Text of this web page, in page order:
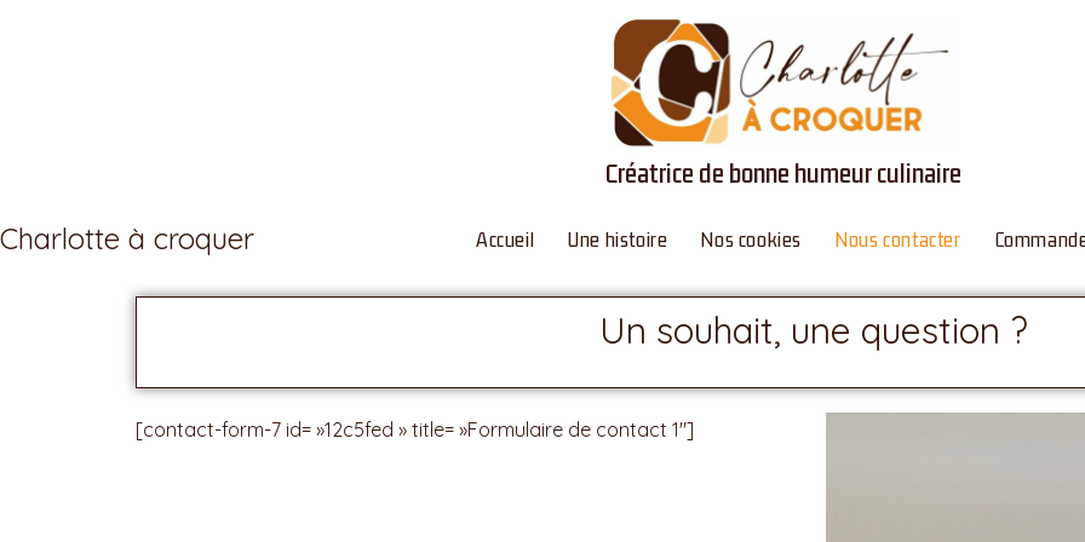
Créatrice de bonne humeur culinaire
Charlotte à croquer Accueil Une histoire Nos cookies Nous contacter
Un souhait, une question ?
[contact-form-7 id= »12c5fed » title= »Formulaire de contact 1″]